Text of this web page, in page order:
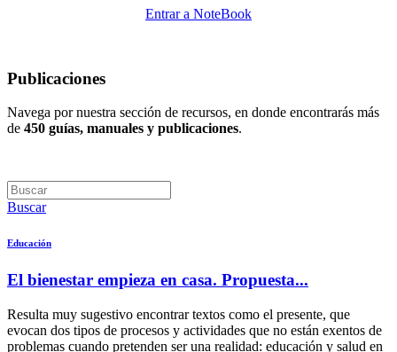
Entrar a NoteBook
Publicaciones
Navega por nuestra sección de recursos, en donde encontrarás más
de 450 guías, manuales y publicaciones.
Buscar
Educación
El bienestar empieza en casa. Propuesta...
Resulta muy sugestivo encontrar textos como el presente, que
evocan dos tipos de procesos y actividades que no están exentos de
problemas cuando pretenden ser una realidad: educación y salud en